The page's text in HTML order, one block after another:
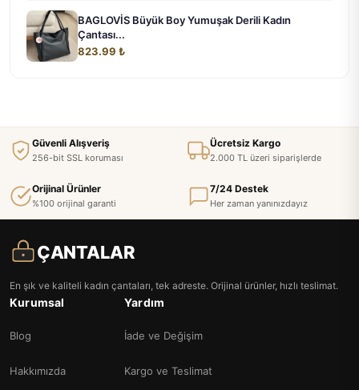
BAGLOVİS Büyük Boy Yumuşak Derili Kadın
Çantası...
823.99 ₺
Güvenli Alışveriş
256-bit SSL koruması
Ücretsiz Kargo
2.000 TL üzeri siparişlerde
Orijinal Ürünler
%100 orijinal garanti
7/24 Destek
Her zaman yanınızdayız
ÇANTALAR
En şık ve kaliteli kadın çantaları, tek adreste. Orijinal ürünler, hızlı teslimat.
Kurumsal
Blog
Hakkımızda
Yardım
İade ve Değişim
Kargo ve Teslimat